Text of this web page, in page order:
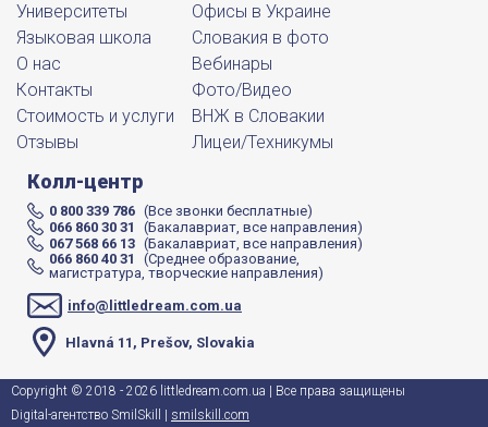
Университеты
Языковая школа
О нас
Контакты
Стоимость и услуги
Отзывы
Офисы в Украине
Словакия в фото
Вебинары
Фото/Видео
ВНЖ в Словакии
Лицеи/Техникумы
Колл-центр
0 800 339 786 (Все звонки бесплатные)
066 860 30 31
(Бакалавриат, все направления)
067 568 66 13 (Бакалавриат, все направления)
066 860 40 31
(Среднее образование,
магистратура, творческие направления)
info@littledream.com.ua
Hlavná 11, Prešov, Slovakia
Copyright © 2018 - 2026 littledream.com.ua | Все права защищены
Digital-агентство SmilSkill | smilskill.com